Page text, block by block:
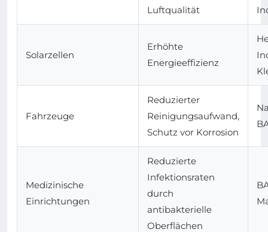
Luftqualität
Solarzellen
Erhöhte
Energieeffizienz
Fahrzeuge
Reduzierter
Reinigungsaufwand,
Schutz vor Korrosion
Medizinische
Einrichtungen
Reduzierte
Infektionsraten
durch
antibakterielle
Oberflächen